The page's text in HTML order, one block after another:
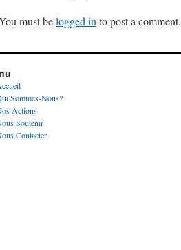
must belogged in to post a comment.
Sommes-Nous?
Actions
Soutenir
Contacter